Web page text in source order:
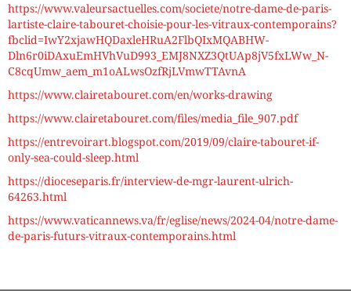
https://www.valeursactuelles.com/societe/notre-dame-de-paris-
lartiste-claire-tabouret-choisie-pour-les-vitraux-contemporains?
fbclid=IwY2xjawHQDaxleHRuA2FlbQIxMQABHW-
Dln6r0iDAxuEmHVhVuD993_EMJ8NXZ3QtUAp8jV5fxLWw_N-
C8cqUmw_aem_m1oALwsOzfRjLVmwTTAvnA
https://www.clairetabouret.com/en/works-drawing
https://www.clairetabouret.com/files/media_file_907.pdf
https://entrevoirart.blogspot.com/2019/09/claire-tabouret-if-
only-sea-could-sleep.html
https://dioceseparis.fr/interview-de-mgr-laurent-ulrich-
64263.html
https://www.vaticannews.va/fr/eglise/news/2024-04/notre-dame-
de-paris-futurs-vitraux-contemporains.html